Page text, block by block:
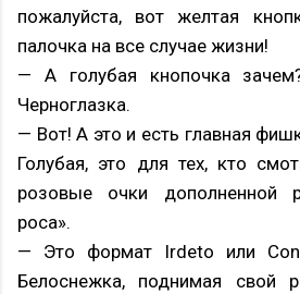
пожалуйста, вот желтая
палочка на все случае жизни!
— А голубая кнопочка
Черноглазка.
— Вот! А это и есть главная
Голубая, это для тех, кто
розовые очки дополненной
роса».
— Это формат Irdeto или
Белоснежка, поднимая свой